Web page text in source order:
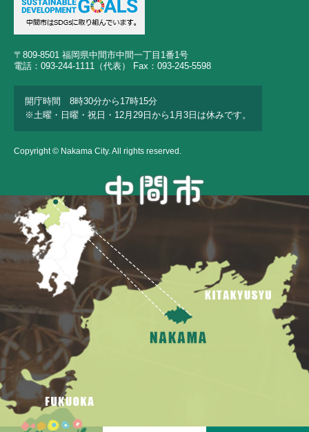
〒809-8501 福岡県中間市中間一丁目1番1号
電話：093-244-1111（代表） Fax：093-245-5598
開庁時間 8時30分から17時15分
※土曜・日曜・祝日・12月29日から1月3日は休みです。
Copyright © Nakama City. All rights reserved.